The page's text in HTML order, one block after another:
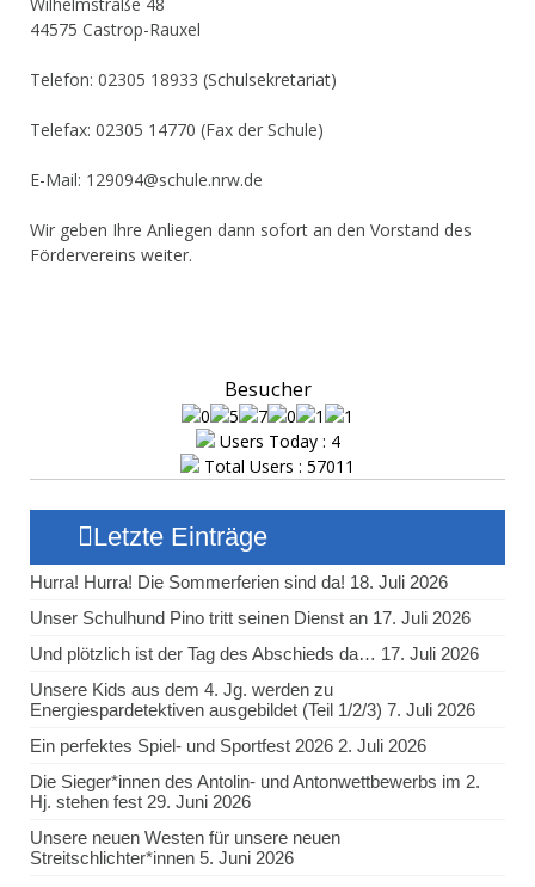
44575 Castrop-Rauxel
Telefon: 02305 18933 (Schulsekretariat)
Telefax: 02305 14770 (Fax der Schule)
E-Mail: 129094@schule.nrw.de
Wir geben Ihre Anliegen dann sofort an den Vorstand des
Fördervereins weiter.
Besucher
Users Today : 4
Total Users : 57011
Letzte Einträge
Hurra! Hurra! Die Sommerferien sind da! 18. Juli 2026
Unser Schulhund Pino tritt seinen Dienst an 17. Juli 2026
Und plötzlich ist der Tag des Abschieds da… 17. Juli 2026
Unsere Kids aus dem 4. Jg. werden zu
Energiespardetektiven ausgebildet (Teil 1/2/3) 7. Juli 2026
Ein perfektes Spiel- und Sportfest 2026 2. Juli 2026
Die Sieger*innen des Antolin- und Antonwettbewerbs im 2.
Hj. stehen fest 29. Juni 2026
Unsere neuen Westen für unsere neuen
Streitschlichter*innen 5. Juni 2026